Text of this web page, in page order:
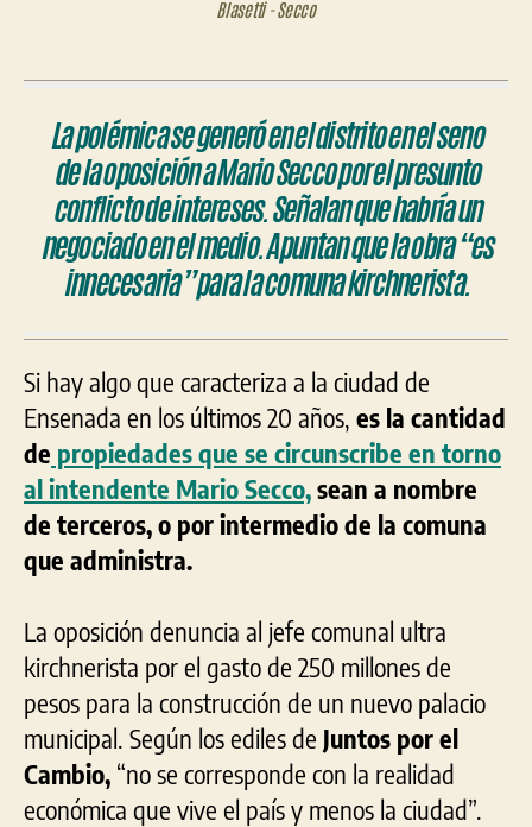
Blasetti - Secco
La polémica se generó en el distrito en el seno
de la oposición a Mario Secco por el presunto
conflicto de intereses. Señalan que habría un
negociado en el medio. Apuntan que la obra “es
innecesaria” para la comuna kirchnerista.
Si hay algo que caracteriza a la ciudad de
Ensenada en los últimos 20 años, es la cantidad
de propiedades que se circunscribe en torno
al intendente Mario Secco,sean a nombre
de terceros, o por intermedio de la comuna
que administra.
La oposición denuncia al jefe comunal ultra
kirchnerista por el gasto de 250 millones de
pesos para la construcción de un nuevo palacio
municipal. Según los ediles de Juntos por el
Cambio, “no se corresponde con la realidad
económica que vive el país y menos la ciudad”.